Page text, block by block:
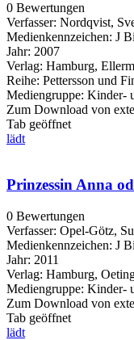
0 Bewertungen
Verfasser: Nordqvist,
Medienkennzeichen: J
Jahr: 2007
Verlag: Hamburg,
Reihe: Pettersson und
Mediengruppe: Kinder-
Zum Download von
Tab geöffnet
lädt
Prinzessin Anna
0 Bewertungen
Verfasser: Opel-Götz,
Medienkennzeichen: J
Jahr: 2011
Verlag: Hamburg,
Mediengruppe: Kinder-
Zum Download von
Tab geöffnet
lädt